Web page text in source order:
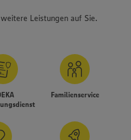
Leistungen auf Sie.
Familienservice